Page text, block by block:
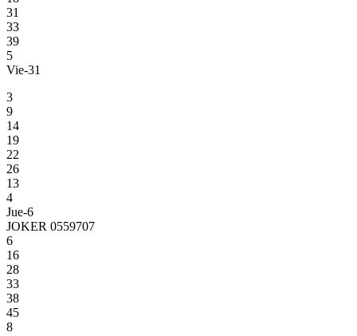
31
33
39
5
Vie-31
3
9
14
19
22
26
13
4
Jue-6
JOKER 0559707
6
16
28
33
38
45
8